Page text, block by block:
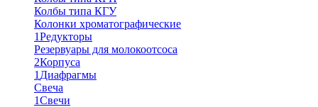
Колбы типа КГУ
Колонки хроматографические
1Редукторы
Резервуары для молокоотсоса
2Корпуса
1 Диафрагмы
Свеча
1Свечи